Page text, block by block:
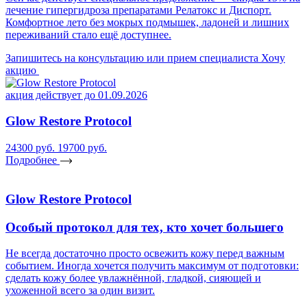
лечение гипергидроза препаратами Релатокс и Диспорт.
Комфортное лето без мокрых подмышек, ладоней и лишних
переживаний стало ещё доступнее.
Запишитесь на консультацию или прием специалиста Хочу
акцию
акция действует до 01.09.2026
Glow Restore Protocol
24300 руб. 19700 руб.
Подробнее
Glow Restore Protocol
Особый протокол для тех, кто хочет большего
Не всегда достаточно просто освежить кожу перед важным
событием. Иногда хочется получить максимум от подготовки:
сделать кожу более увлажнённой, гладкой, сияющей и
ухоженной всего за один визит.